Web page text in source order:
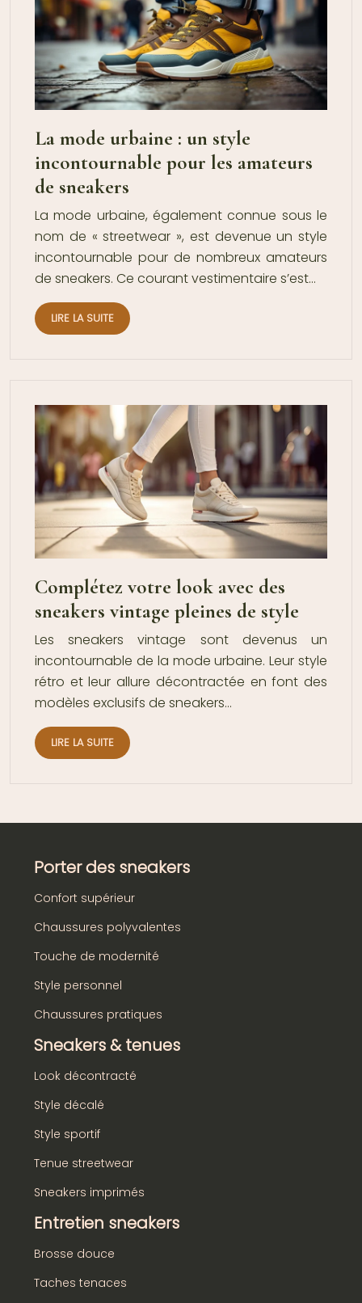
La mode urbaine : un style
incontournable pour les amateurs
de sneakers
La mode urbaine, également connue sous le
nom de « streetwear », est devenue un style
incontournable pour de nombreux amateurs
de sneakers. Ce courant vestimentaire s’est…
LIRE LA SUITE
Complétez votre look avec des
sneakers vintage pleines de style
Les sneakers vintage sont devenus un
incontournable de la mode urbaine. Leur style
rétro et leur allure décontractée en font des
modèles exclusifs de sneakers…
LIRE LA SUITE
Porter des sneakers
Confort supérieur
Chaussures polyvalentes
Touche de modernité
Style personnel
Chaussures pratiques
Sneakers & tenues
Look décontracté
Style décalé
Style sportif
Tenue streetwear
Sneakers imprimés
Entretien sneakers
Brosse douce
Taches tenaces